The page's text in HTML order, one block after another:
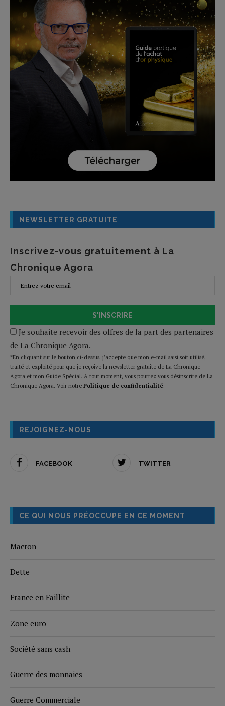
NEWSLETTER GRATUITE
Inscrivez-vous gratuitement à La
Chronique Agora
S'INSCRIRE
Je souhaite recevoir des offres de la part des partenaires
de La Chronique Agora.
*En cliquant sur le bouton ci-dessus, j’accepte que mon e-mail saisi soit utilisé,
traité et exploité pour que je reçoive la newsletter gratuite de La Chronique
Agora et mon Guide Spécial. A tout moment, vous pourrez vous désinscrire de La
Chronique Agora. Voir notre Politique de confidentialité.
REJOIGNEZ-NOUS
FACEBOOK TWITTER
CE QUI NOUS PRÉOCCUPE EN CE MOMENT
Macron
Dette
France en Faillite
Zone euro
Société sans cash
Guerre des monnaies
Guerre Commerciale